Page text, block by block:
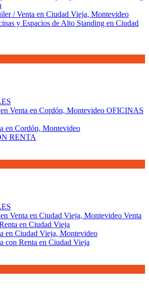
/ Venta en Ciudad Vieja, Montevideo
y Espacios de Alto Standing en Ciudad
en Cordón, Montevideo
RENTA
en Ciudad Vieja, Montevideo
con Renta en Ciudad Vieja